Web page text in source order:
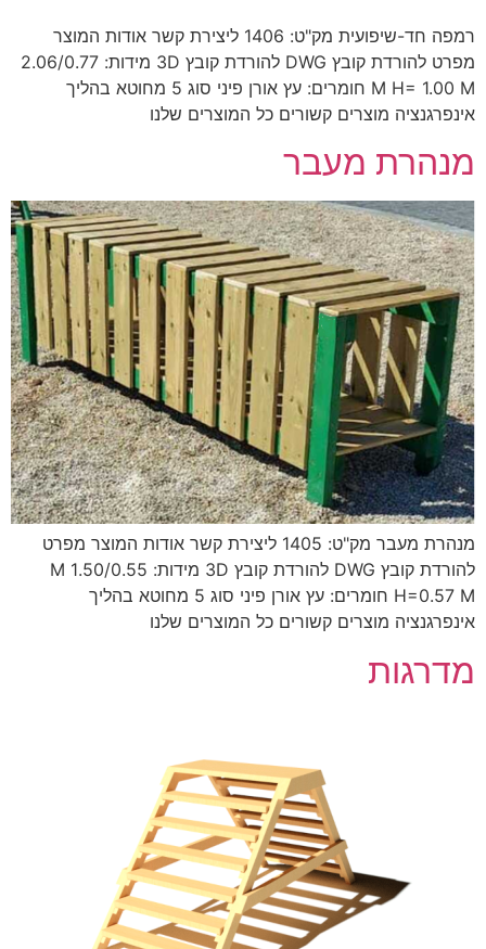
רמפה חד-שיפועית מק"ט: 1406 ליצירת קשר אודות המוצר
מפרט להורדת קובץ DWG להורדת קובץ 3D מידות: 2.06/0.77
M H= 1.00 M חומרים: עץ אורן פיני סוג 5 מחוטא בהליך
אינפרגנציה מוצרים קשורים כל המוצרים שלנו
מנהרת מעבר
מנהרת מעבר מק"ט: 1405 ליצירת קשר אודות המוצר מפרט
להורדת קובץ DWG להורדת קובץ 3D מידות: 1.50/0.55 M
H=0.57 M חומרים: עץ אורן פיני סוג 5 מחוטא בהליך
אינפרגנציה מוצרים קשורים כל המוצרים שלנו
מדרגות